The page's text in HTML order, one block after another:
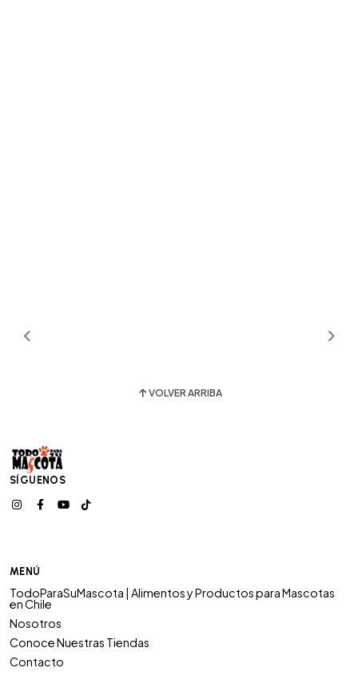
VOLVER ARRIBA
SÍGUENOS
MENÚ
TodoParaSuMascota | Alimentos y Productos para Mascotas
en Chile
Nosotros
Conoce Nuestras Tiendas
Contacto